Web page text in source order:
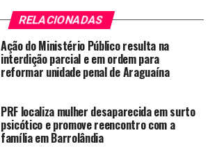
RELACIONADAS
Ação do Ministério Público resulta na
interdição parcial e em ordem para
reformar unidade penal de Araguaína
PRF localiza mulher desaparecida em surto
psicótico e promove reencontro com a
família em Barrolândia